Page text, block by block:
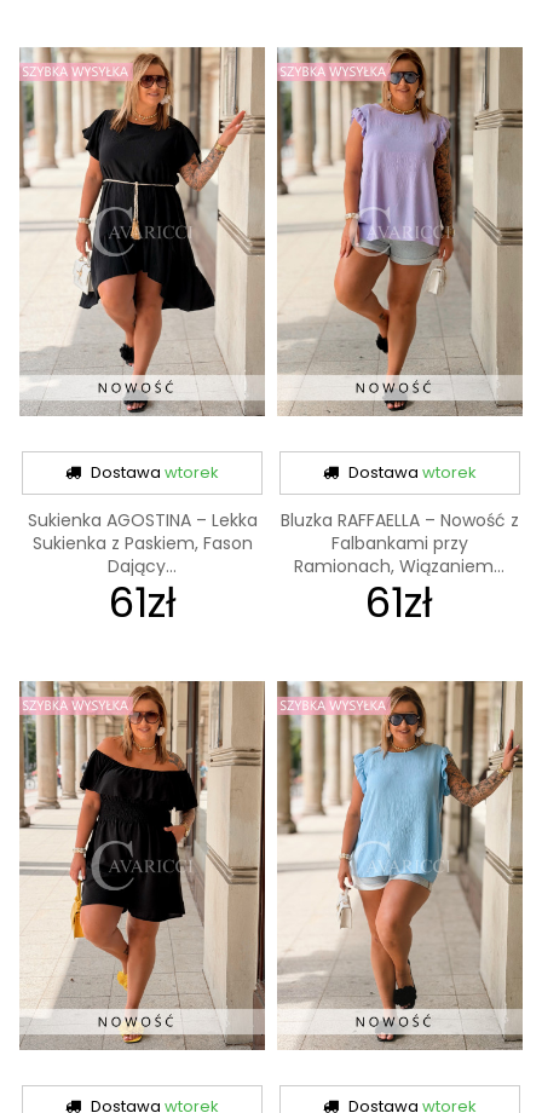
Dostawawtorek
Sukienka AGOSTINA – Lekka
Sukienka z Paskiem, Fason
Dający...
61zł
Dostawa wtorek
Bluzka RAFFAELLA – Nowość z
Falbankami przy
Ramionach, Wiązaniem...
61zł
Dostawawtorek Dostawa wtorek